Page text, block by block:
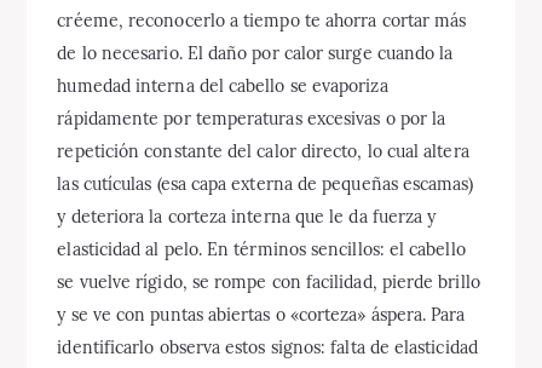
créeme, reconocerlo a tiempo te ahorra cortar más
de lo necesario. El daño por calor surge cuando la
humedad interna del cabello se evaporiza
rápidamente por temperaturas excesivas o por la
repetición constante del calor directo, lo cual altera
las cutículas (esa capa externa de pequeñas escamas)
y deteriora la corteza interna que le da fuerza y
elasticidad al pelo. En términos sencillos: el cabello
se vuelve rígido, se rompe con facilidad, pierde brillo
y se ve con puntas abiertas o «corteza» áspera. Para
identificarlo observa estos signos: falta de elasticidad